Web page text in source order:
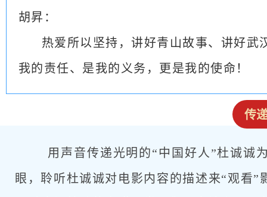
胡昇：
热爱所以坚持，讲好青山故事、讲好武
我的责任、是我的义务，更是我的使命！
传
用声音传递光明的“中国好人”杜诚诚
眼，聆听杜诚诚对电影内容的描述来“观看